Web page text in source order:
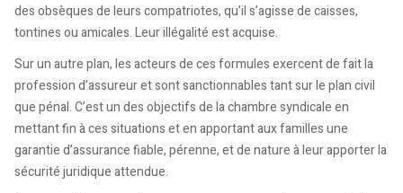
des obsèques de leurs compatriotes, qu’il s’agisse de caisses,
tontines ou amicales. Leur illégalité est acquise.
Sur un autre plan, les acteurs de ces formules exercent de fait la
profession d’assureur et sont sanctionnables tant sur le plan civil
que pénal. C’est un des objectifs de la chambre syndicale en
mettant fin à ces situations et en apportant aux familles une
garantie d’assurance fiable, pérenne, et de nature à leur apporter la
sécurité juridique attendue.